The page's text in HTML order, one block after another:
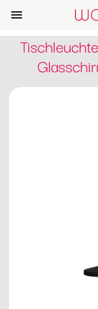
